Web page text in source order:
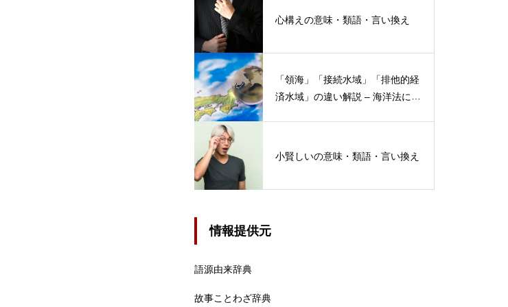
心構えの意味・類語・言い換え
「領海」「接続水域」「排他的経
済水域」の違い解説 – 海洋法にお
小賢しいの意味・類語・言い換え
情報提供元
語源由来辞典
故事ことわざ辞典